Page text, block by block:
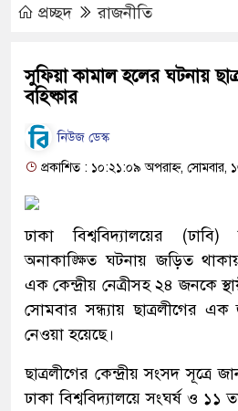
প্রচ্ছদ রাজনীতি
সুফিয়া কামাল হলের ঘটনায়
বহিষ্কার
নিউজ ডেস্ক
প্রকাশিত : ১০:২১:০৯ অপরাহ্ন, সোমবার,
ঢাকা বিশ্ববিদ্যালয়ের
অনাকাঙ্ক্ষিত ঘটনায় জড়িত
এক কেন্দ্রীয় নেত্রীসহ ২৪ জনকে
সোমবার সন্ধ্যায় ছাত্রলীগের
নেওয়া হয়েছে।
ছাত্রলীগের কেন্দ্রীয় সংসদ সূত্রে
ঢাকা বিশ্ববিদ্যালয়ে সংঘর্ষ ও